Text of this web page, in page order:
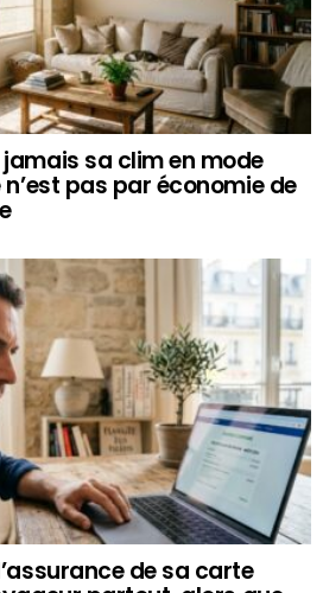
sa clim en mode
pas par économie de
de sa carte